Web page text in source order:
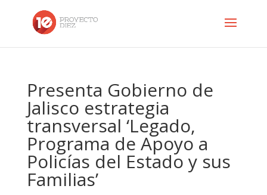
Presenta Gobierno de
Jalisco estrategia
transversal ‘Legado,
Programa de Apoyo a
Policías del Estado y sus
Familias’